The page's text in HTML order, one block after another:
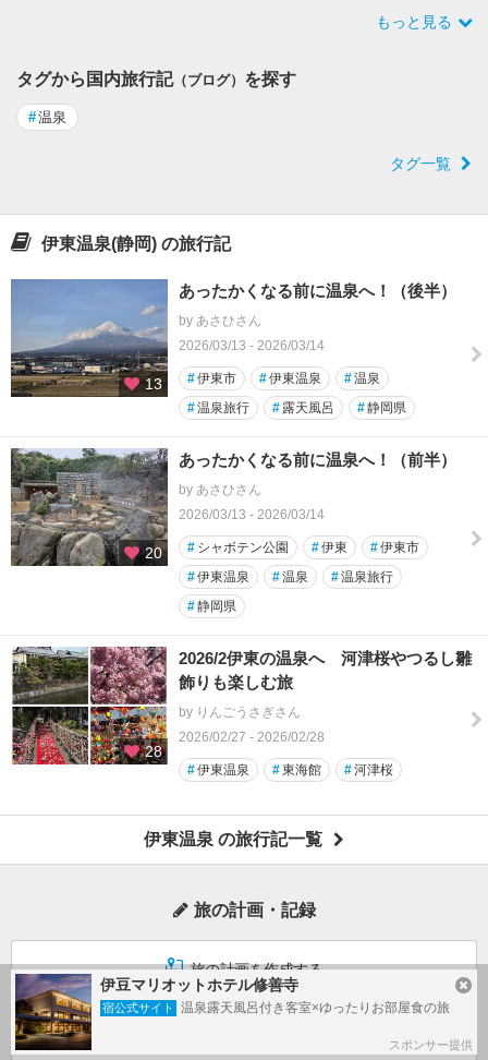
もっと見る
タグから国内旅行記（ブログ） を探す
#温泉
タグ一覧
伊東温泉(静岡) の旅行記
13
あったかくなる前に温泉へ！（後半）
by あさひさん
2026/03/13 - 2026/03/14
#伊東市 #伊東温泉 #温泉
#温泉旅行 # 露天風呂 #静岡県
20
あったかくなる前に温泉へ！（前半）
by あさひさん
2026/03/13 - 2026/03/14
# シャボテン公園 #伊東 #伊東市
#伊東温泉 #温泉 #温泉旅行
#静岡県
28
2026/2伊東の温泉へ 河津桜やつるし雛
飾りも楽しむ旅
by りんごうさぎさん
2026/02/27 - 2026/02/28
#伊東温泉 #東海館 #河津桜
伊東温泉 の旅行記一覧
旅の計画・記録
旅の計画を作成する
伊豆マリオットホテル修善寺
宿公式サイト 温泉露天風呂付き客室×ゆったりお部屋食の旅
スポンサー提供